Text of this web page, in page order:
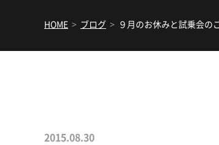
HOME > ブログ > ９月のお休みと試乗会の
2015.08.30